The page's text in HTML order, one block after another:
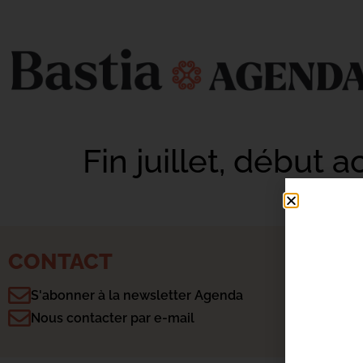
Fin juillet, début
CONTACT
S'abonner à la newsletter Agenda
Nous contacter par e-mail